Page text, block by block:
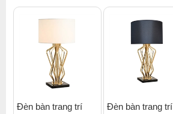
Đèn bàn trang trí
Đèn bàn trang trí